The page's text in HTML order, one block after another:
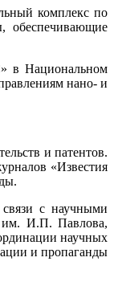
комплекс по
обеспечивающие
в Национальном
нано- и
и патентов.
«Известия
с научными
им. И.П. Павлова,
научных
и пропаганды